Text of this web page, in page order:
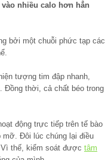
vào nhiều calo hơn hẳn
bởi một chuỗi phức tạp các
tượng tim đập nhanh,
Đồng thời, cả chất béo trong
động trực tiếp trên tế bào
mỡ. Đôi lúc chúng lại điều
thế, kiểm soát được tâm